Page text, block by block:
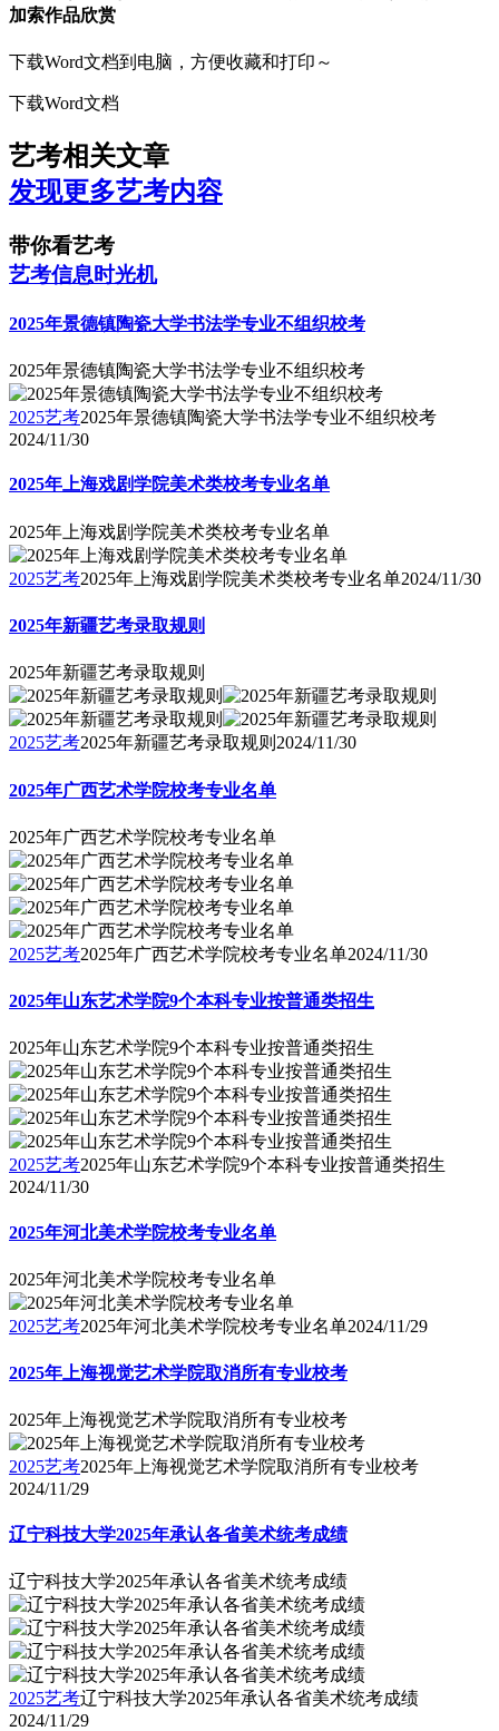
加索作品欣赏
下载Word文档到电脑，方便收藏和打印～
下载Word文档
艺考相关文章
发现更多艺考内容
带你看艺考
艺考信息时光机
2025年景德镇陶瓷大学书法学专业不组织校考
2025年景德镇陶瓷大学书法学专业不组织校考
2025艺考2025年景德镇陶瓷大学书法学专业不组织校考
2024/11/30
2025年上海戏剧学院美术类校考专业名单
2025年上海戏剧学院美术类校考专业名单
2025艺考2025年上海戏剧学院美术类校考专业名单2024/11/30
2025年新疆艺考录取规则
2025年新疆艺考录取规则
2025艺考2025年新疆艺考录取规则 2024/11/30
2025年广西艺术学院校考专业名单
2025年广西艺术学院校考专业名单
2025艺考2025年广西艺术学院校考专业名单2024/11/30
2025年山东艺术学院9个本科专业按普通类招生
2025年山东艺术学院9个本科专业按普通类招生
2025艺考2025年山东艺术学院9个本科专业按普通类招生
2024/11/30
2025年河北美术学院校考专业名单
2025年河北美术学院校考专业名单
2025艺考2025年河北美术学院校考专业名单2024/11/29
2025年上海视觉艺术学院取消所有专业校考
2025年上海视觉艺术学院取消所有专业校考
2025艺考2025年上海视觉艺术学院取消所有专业校考
2024/11/29
辽宁科技大学2025年承认各省美术统考成绩
辽宁科技大学2025年承认各省美术统考成绩
2025艺考辽宁科技大学2025年承认各省美术统考成绩
2024/11/29